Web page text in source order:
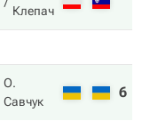
Клепач
О.
Савчук
6